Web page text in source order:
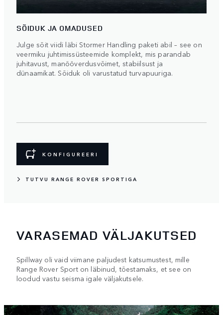
SÕIDUK JA OMADUSED
Julge sõit viidi läbi Stormer Handling paketi abil – see on
veermiku juhtimissüsteemide komplekt, mis parandab
juhitavust, manööverdusvõimet, stabiilsust ja
dünaamikat. Sõiduk oli varustatud turvapuuriga.
KONFIGUREERI
TUTVU RANGE ROVER SPORTIGA
VARASEMAD VÄLJAKUTSED
Spillway oli vaid viimane paljudest katsumustest, mille
Range Rover Sport on läbinud, tõestamaks, et see on
loodud vastu seisma igale väljakutsele.